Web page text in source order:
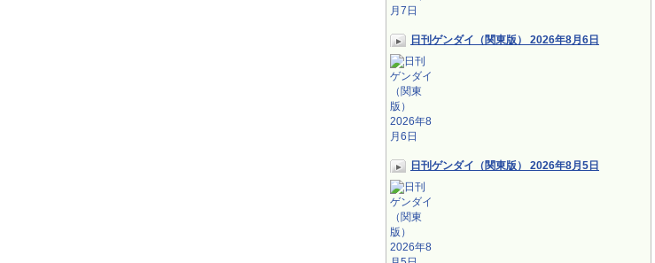
日刊ゲンダイ（関東版） 2026年8月6日
日刊ゲンダイ（関東版） 2026年8月5日